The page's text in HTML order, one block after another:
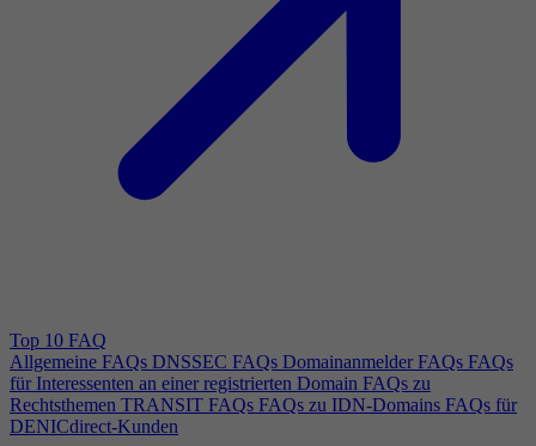
Top 10 FAQ
Allgemeine FAQs DNSSEC FAQs Domainanmelder FAQs FAQs
für Interessenten an einer registrierten Domain FAQs zu
Rechtsthemen TRANSIT FAQs FAQs zu IDN-Domains FAQs für
DENICdirect-Kunden